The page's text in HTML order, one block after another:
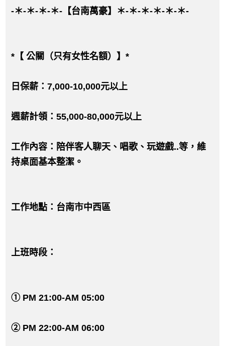
-＊-＊-＊-＊-【台南萬豪】＊-＊-＊-＊-＊-＊-
*【 公關（只有女性名額）】*
日保薪：7,000-10,000元以上
週薪計領：55,000-80,000元以上
工作內容：陪伴客人聊天、唱歌、玩遊戲..等，維
持桌面基本整潔。
工作地點：台南市中西區
上班時段：
① PM 21:00-AM 05:00
② PM 22:00-AM 06:00